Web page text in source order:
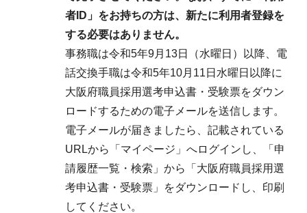
者ID」をお持ちの方は、新たに利用者登録を
する必要はありません。
事務職は令和5年9月13日（水曜日）以降、電
話交換手職は令和5年10月11日水曜日以降に
大阪府職員採用選考申込書・受験票をダウン
ロードするための電子メールを送信します。
電子メールが届きましたら、記載されている
URLから「マイページ」へログインし、「申
請履歴一覧・検索」から「大阪府職員採用選
考申込書・受験票」をダウンロードし、印刷
してください。